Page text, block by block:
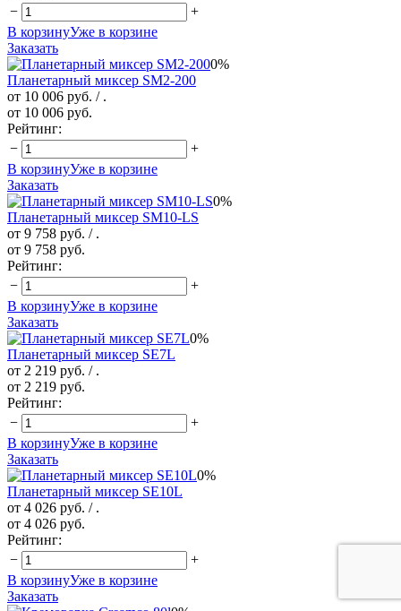
−
+
В корзинуУже в корзине
Заказать
0%
Планетарный миксер SM2-200
от 10 006 руб. / .
от 10 006 руб.
Рейтинг:
−
+
В корзинуУже в корзине
Заказать
0%
Планетарный миксер SM10-LS
от 9 758 руб. / .
от 9 758 руб.
Рейтинг:
−
+
В корзинуУже в корзине
Заказать
0%
Планетарный миксер SE7L
от 2 219 руб. / .
от 2 219 руб.
Рейтинг:
−
+
В корзинуУже в корзине
Заказать
0%
Планетарный миксер SE10L
от 4 026 руб. / .
от 4 026 руб.
Рейтинг:
−
+
В корзинуУже в корзине
Заказать